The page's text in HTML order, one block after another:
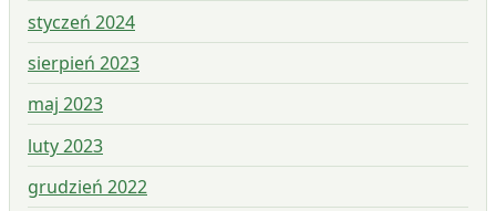
styczeń 2024
sierpień 2023
maj 2023
luty 2023
grudzień 2022